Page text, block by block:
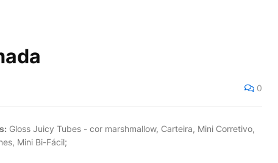
0
Gloss Juicy Tubes - cor marshmallow, Carteira, Mini Corretivo,
Mini Bi-Fácil;